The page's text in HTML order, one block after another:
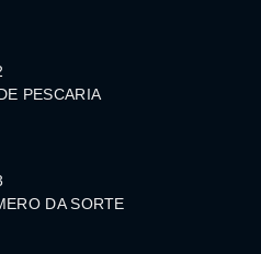
PESCARIA
DA SORTE